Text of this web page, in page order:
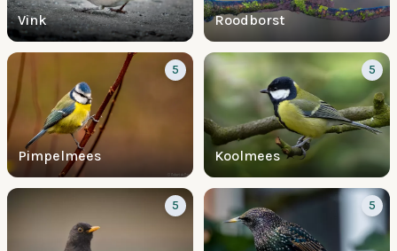
Vink Roodborst
Pimpelmees
5
Koolmees
5
5 5